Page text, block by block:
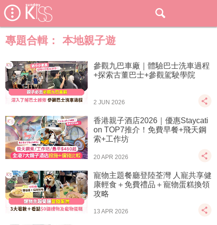
專題合輯： 本地親子遊
參觀九巴車廠｜體驗巴士洗車過程
+探索古董巴士+參觀駕駛學院
2 JUN 2026
香港親子酒店2026｜優惠Staycati
on TOP7推介！免費早餐+飛天鋼
索+工作坊
20 APR 2026
寵物主題餐廳登陸荃灣 人寵共享健
康輕食＋免費禮品＋寵物蛋糕換領
攻略
13 APR 2026